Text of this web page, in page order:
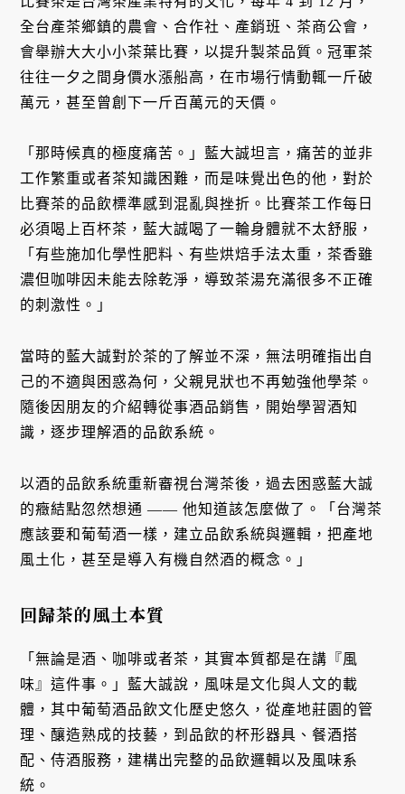
全台產茶鄉鎮的農會、合作社、產銷班、茶商公會，
會舉辦大大小小茶葉比賽，以提升製茶品質。冠軍茶
往往一夕之間身價水漲船高，在市場行情動輒一斤破
萬元，甚至曾創下一斤百萬元的天價。
「那時候真的極度痛苦。」藍大誠坦言，痛苦的並非
工作繁重或者茶知識困難，而是味覺出色的他，對於
比賽茶的品飲標準感到混亂與挫折。比賽茶工作每日
必須喝上百杯茶，藍大誠喝了一輪身體就不太舒服，
「有些施加化學性肥料、有些烘焙手法太重，茶香雖
濃但咖啡因未能去除乾淨，導致茶湯充滿很多不正確
的刺激性。」
當時的藍大誠對於茶的了解並不深，無法明確指出自
己的不適與困惑為何，父親見狀也不再勉強他學茶。
隨後因朋友的介紹轉從事酒品銷售，開始學習酒知
識，逐步理解酒的品飲系統。
以酒的品飲系統重新審視台灣茶後，過去困惑藍大誠
的癥結點忽然想通 —— 他知道該怎麼做了。「台灣茶
應該要和葡萄酒一樣，建立品飲系統與邏輯，把產地
風土化，甚至是導入有機自然酒的概念。」
回歸茶的風土本質
「無論是酒、咖啡或者茶，其實本質都是在講『風
味』這件事。」藍大誠說，風味是文化與人文的載
體，其中葡萄酒品飲文化歷史悠久，從產地莊園的管
理、釀造熟成的技藝，到品飲的杯形器具、餐酒搭
配、侍酒服務，建構出完整的品飲邏輯以及風味系
統。